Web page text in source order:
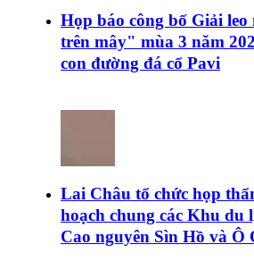
Họp báo công bố Giải
trên mây" mùa 3 năm
con đường đá cổ Pavi
Lai Châu tổ chức họp
hoạch chung các Khu du
Cao nguyên Sìn Hồ và Ô